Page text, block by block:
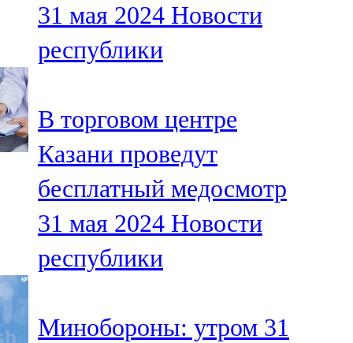
31 мая 2024 Новости
республики
В торговом центре
Казани проведут
бесплатный медосмотр
31 мая 2024 Новости
республики
Минобороны: утром 31